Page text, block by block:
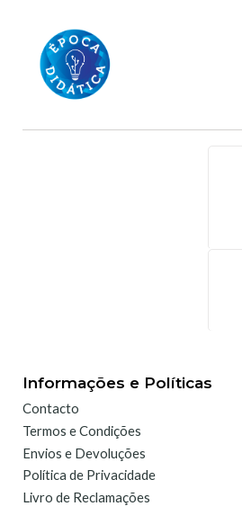
Informações e Políticas
Contacto
Termos e Condições
Envios e Devoluções
Política de Privacidade
Livro de Reclamações